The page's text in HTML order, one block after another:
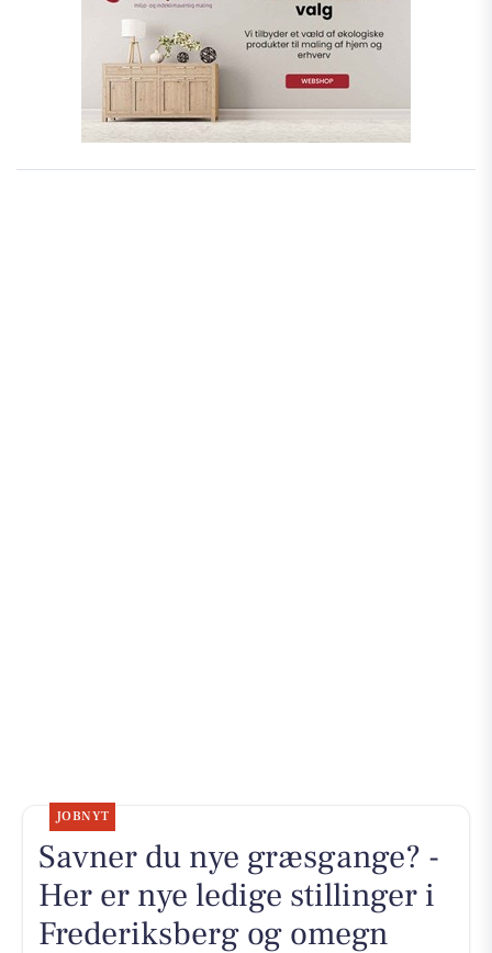
JOBNYT
Savner du nye græsgange? -
Her er nye ledige stillinger i
Frederiksberg og omegn